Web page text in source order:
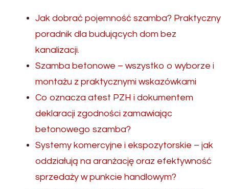
Jak dobrać pojemność szamba? Praktyczny
poradnik dla budujących dom bez
kanalizacji.
Szamba betonowe – wszystko o wyborze i
montażu z praktycznymi wskazówkami
Co oznacza atest PZH i dokumentem
deklaracji zgodności zamawiając
betonowego szamba?
Systemy komercyjne i ekspozytorskie – jak
oddziałują na aranżację oraz efektywność
sprzedaży w punkcie handlowym?